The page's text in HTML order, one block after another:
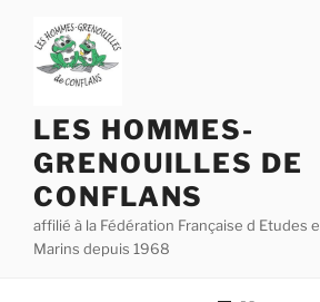
contenu
principal
LES HOMMES-
GRENOUILLES DE
CONFLANS
affilié à la Fédération Française d Etudes
Marins depuis 1968